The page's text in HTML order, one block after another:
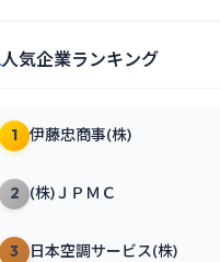
人気企業ランキング
1 伊藤忠商事(株)
2 (株)ＪＰＭＣ
3 日本空調サービス(株)